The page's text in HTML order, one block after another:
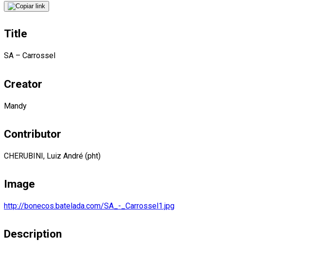
Title
SA – Carrossel
Creator
Mandy
Contributor
CHERUBINI, Luiz André (pht)
Image
http://bonecos.batelada.com/SA_-_Carrossel1.jpg
Description